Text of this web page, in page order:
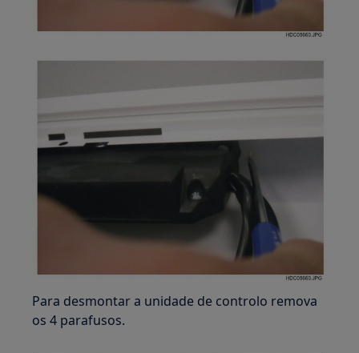
Para desmontar a unidade de controlo remova
os 4 parafusos.